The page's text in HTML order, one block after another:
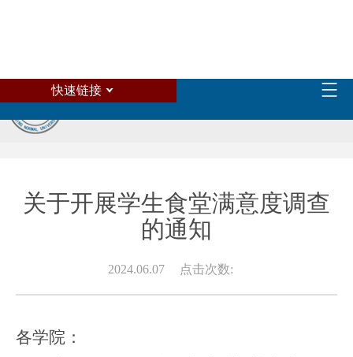
快速链接
关于开展学生食堂满意度调查
的通知
2024.06.07 点击次数:
各学院：